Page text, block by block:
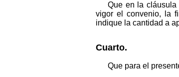
Que en la cláusula
vigor el convenio, la
indique la cantidad a
Cuarto.
Que para el